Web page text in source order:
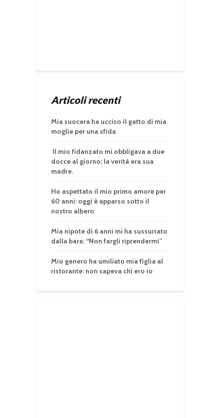
Articoli recenti
Mia suocera ha ucciso il gatto di mia
moglie per una sfida
Il mio fidanzato mi obbligava a due
docce al giorno: la verità era sua
madre.
Ho aspettato il mio primo amore per
60 anni: oggi è apparso sotto il
nostro albero
Mia nipote di 6 anni mi ha sussurrato
dalla bara: “Non fargli riprendermi”
Mio genero ha umiliato mia figlia al
ristorante: non sapeva chi ero io